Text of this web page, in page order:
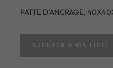
PATTE D’ANCRAGE,
AJOUTER À MA LISTE